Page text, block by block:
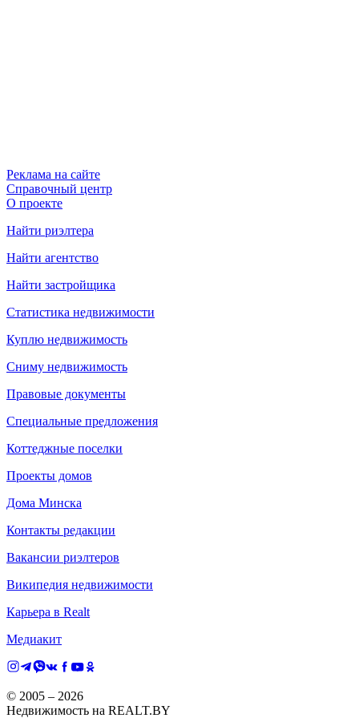
Реклама на сайте
Справочный центр
О проекте
Найти риэлтера
Найти агентство
Найти застройщика
Статистика недвижимости
Куплю недвижимость
Сниму недвижимость
Правовые документы
Специальные предложения
Коттеджные поселки
Проекты домов
Дома Минска
Контакты редакции
Вакансии риэлтеров
Википедия недвижимости
Карьера в Realt
Медиакит
© 2005 – 2026
Недвижимость на REALT.BY